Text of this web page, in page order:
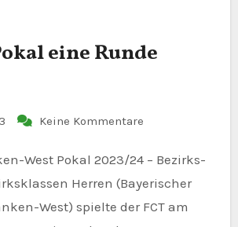
eine Runde
Keine Kommentare
Herren (Bayerischer
West) spielte der FCT am